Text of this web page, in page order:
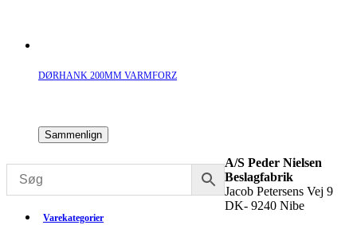
DØRHANK 200MM VARMFORZ
Sammenlign
Varekategorier
A/S Peder Nielsen
Beslagfabrik
Jacob Petersens Vej 9
DK- 9240 Nibe